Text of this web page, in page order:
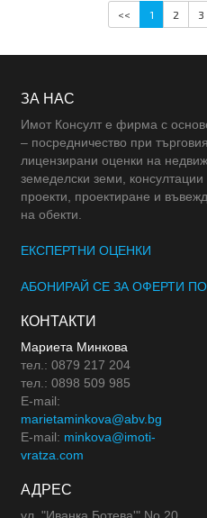
<< 1 2 3
ЗА НАС
Имот Консулт е фирма с
– посредничество при
лицензирани оценки на
земеделски земи,
проекти, проектиране и
на обекти.
ЕКСПЕРТНИ ОЦЕНКИ
АБОНИРАЙ СЕ ЗА ОФЕРТИ ПО
КОНТАКТИ
Мариета Минкова
тел.: 0879 217 204
тел.: 0898 509 985
E-mail:
marietaminkova@abv.bg
E-mail: minkova@imoti-
vratza.com
АДРЕС